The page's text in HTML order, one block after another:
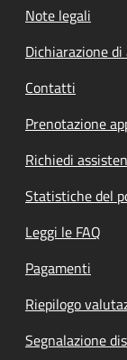
Note legali
Dichiarazione
Contatti
Prenotazione
Richiedi
Statistiche del
Leggi le FAQ
Pagamenti
Riepilogo
Segnalazione